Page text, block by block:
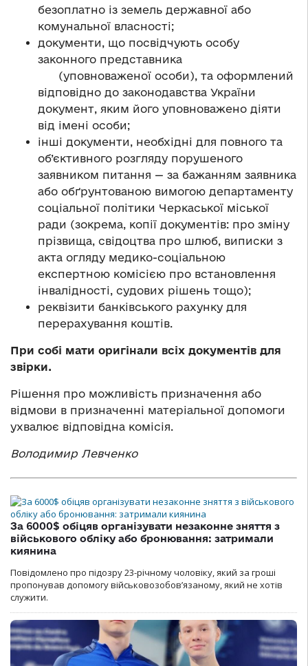
безоплатно із земель державної або
комунальної власності;
документи, що посвідчують особу
законного представника
(уповноваженої особи), та оформлений
відповідно до законодавства України
документ, яким його уповноважено діяти
від імені особи;
інші документи, необхідні для повного та
об’єктивного розгляду порушеного
заявником питання — за бажанням заявника
або обґрунтованою вимогою департаменту
соціальної політики Черкаської міської
ради (зокрема, копії документів: про зміну
прізвища, свідоцтва про шлюб, виписки з
акта огляду медико-соціальною
експертною комісією про встановлення
інвалідності, судових рішень тощо);
реквізити банківського рахунку для
перерахування коштів.
При собі мати оригінали всіх документів для
звірки.
Рішення про можливість призначення або
відмови в призначенні матеріальної допомоги
ухвалює відповідна комісія.
Володимир Левченко
За 6000$ обіцяв організувати незаконне зняття з
військового обліку або бронювання: затримали
киянина
Повідомлено про підозру 23-річному чоловіку, який за гроші
пропонував допомогу військовозобов’язаному, який не хотів
служити.